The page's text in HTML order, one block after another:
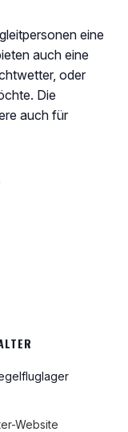
eine
auch eine
oder
Die
auch für
Website